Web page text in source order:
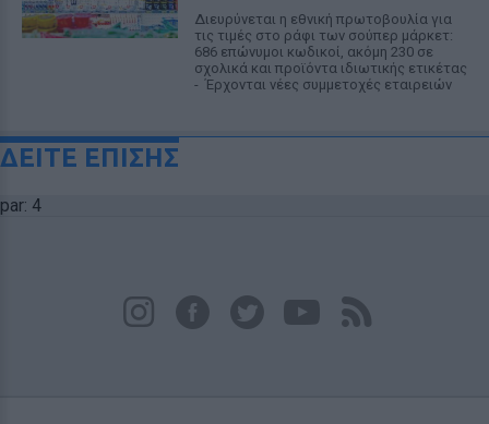
Διευρύνεται η εθνική πρωτοβουλία για
τις τιμές στο ράφι των σούπερ μάρκετ:
686 επώνυμοι κωδικοί, ακόμη 230 σε
σχολικά και προϊόντα ιδιωτικής ετικέτας
- Έρχονται νέες συμμετοχές εταιρειών
ΔΕΙΤΕ ΕΠΙΣΗΣ
par: 4